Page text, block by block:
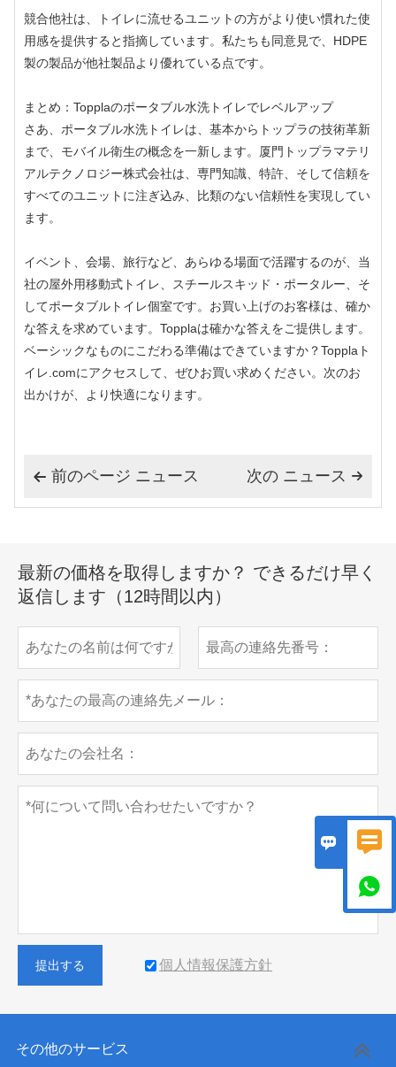
競合他社は、トイレに流せるユニットの方がより使い慣れた使
用感を提供すると指摘しています。私たちも同意見で、HDPE
製の製品が他社製品より優れている点です。
まとめ：Topplaのポータブル水洗トイレでレベルアップ
さあ、ポータブル水洗トイレは、基本からトップラの技術革新
まで、モバイル衛生の概念を一新します。厦門トップラマテリ
アルテクノロジー株式会社は、専門知識、特許、そして信頼を
すべてのユニットに注ぎ込み、比類のない信頼性を実現してい
ます。
イベント、会場、旅行など、あらゆる場面で活躍するのが、当
社の屋外用移動式トイレ、スチールスキッド・ポータルー、そ
してポータブルトイレ個室です。お買い上げのお客様は、確か
な答えを求めています。Topplaは確かな答えをご提供します。
ベーシックなものにこだわる準備はできていますか？Topplaト
イレ.comにアクセスして、ぜひお買い求めください。次のお
出かけが、より快適になります。
 前のページ ニュース 
次の ニュース
最新の価格を取得しますか？ できるだけ早く
返信します（12時間以内）
提出する 個人情報保護方針
その他のサービス
 
